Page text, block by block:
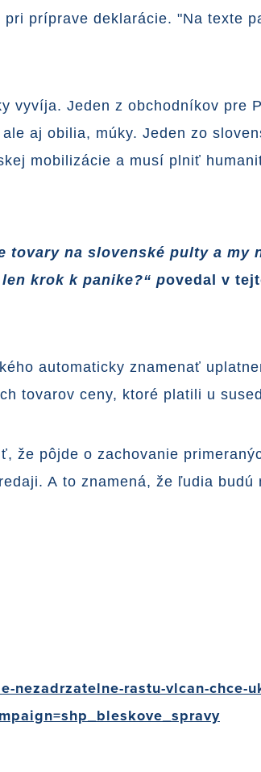
príprave deklarácie. "Na texte
vyvíja. Jeden z obchodníkov pre
aj obilia, múky. Jeden zo
mobilizácie a musí plniť
tovary na slovenské pulty a
krok k panike?“ povedal v
automaticky znamenať
tovarov ceny, ktoré platili u
že pôjde o zachovanie
A to znamená, že ľudia
rastu-vlcan-chce-